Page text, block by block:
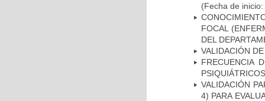
(Fecha de
FOCAL
DEL
VALIDACIÓN
FRECUENCIA
VALIDACIÓN
4) PARA